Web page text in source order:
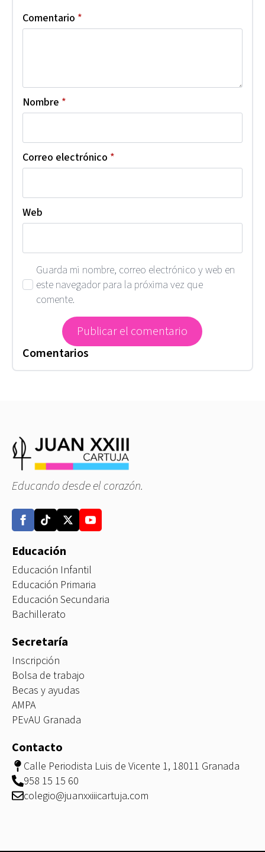
Comentario *
Nombre *
Correo electrónico *
Web
Guarda mi nombre, correo electrónico y web en
este navegador para la próxima vez que
comente.
Comentarios
Educando desde el corazón.
Educación
Educación Infantil
Educación Primaria
Educación Secundaria
Bachillerato
Secretaría
Inscripción
Bolsa de trabajo
Becas y ayudas
AMPA
PEvAU Granada
Contacto
Calle Periodista Luis de Vicente 1, 18011 Granada
958 15 15 60
colegio@juanxxiiicartuja.com